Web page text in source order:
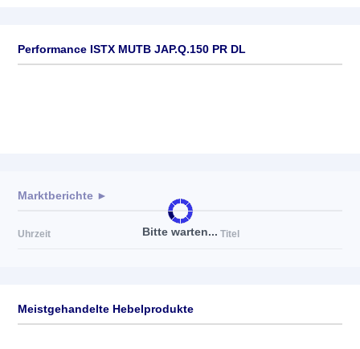
Performance ISTX MUTB JAP.Q.150 PR DL
Bitte warten...
Marktberichte ►
Uhrzeit Titel
Meistgehandelte Hebelprodukte